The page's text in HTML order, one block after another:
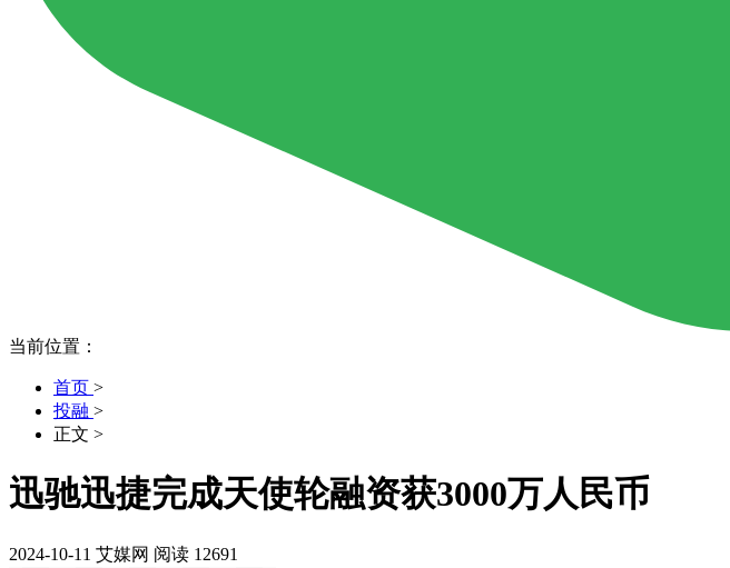
当前位置：
首页 >
投融 >
正文 >
迅驰迅捷完成天使轮融资获3000万人民币
2024-10-11 艾媒网 阅读 12691